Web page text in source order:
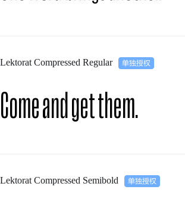
Lektorat Compressed Regular
Come and get them.
Lektorat Compressed Semibold